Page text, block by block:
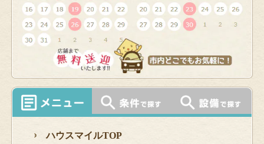
ハウスマイルTOP